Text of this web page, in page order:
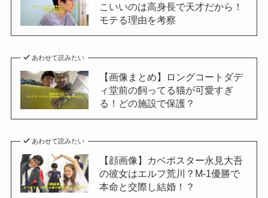
こいいのは高身長で天才だから！
モテる理由を考察
あわせて読みたい
【画像まとめ】ロングコートダデ
ィ堂前の飼ってる猫が可愛すぎ
る！どの施設で保護？
あわせて読みたい
【顔画像】カベポスター永見大吾
の彼女はエルフ荒川？M-1優勝で
本命と交際し結婚！？